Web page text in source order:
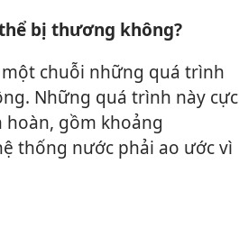
bị thương không?
chuỗi những quá trình
Những quá trình này cực
hoàn, gồm khoảng
thống nước phải ao ước vì